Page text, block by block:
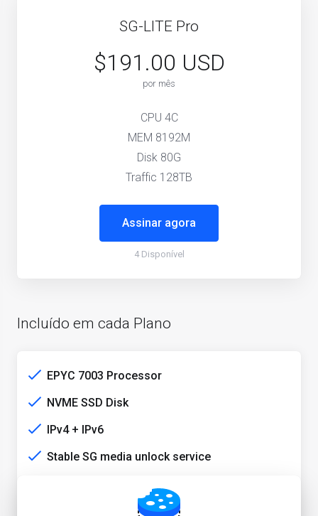
SG-LITE Pro
$191.00 USD
por mês
CPU 4C
MEM 8192M
Disk 80G
Traffic 128TB
Assinar agora
4 Disponível
Incluído em cada Plano
EPYC 7003 Processor
NVME SSD Disk
IPv4 + IPv6
Stable SG media unlock service